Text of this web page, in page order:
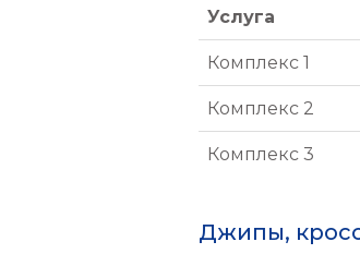
Услуга
Услуга
Комплекс 1
Комплекс 2
Комплекс 3
Джипы,